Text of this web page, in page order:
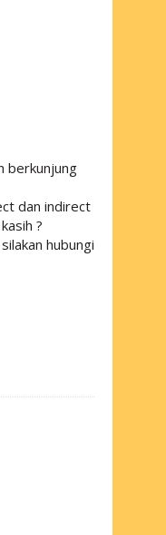
berkunjung
dan indirect
?
hubungi